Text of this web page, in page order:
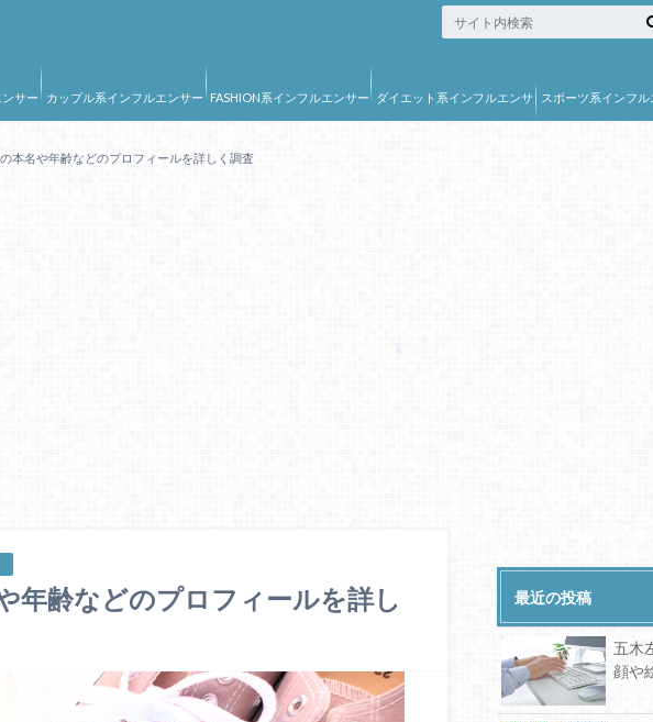
サー カップル系インフルエンサー FASHION系インフルエンサー ダイエット系インフルエンサ スポーツ系インフル
本名や年齢などのプロフィールを詳しく調査
年齢などのプロフィールを詳し
最近の投稿
五木
顔や